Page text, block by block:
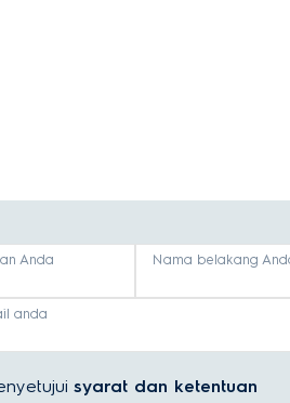
Anda Nama belakang
anda
syarat dan ketentuan